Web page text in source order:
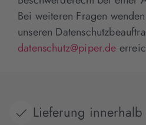
Bei weiteren Fragen
unseren
datenschutz@piper.de
Lieferung innerhalb